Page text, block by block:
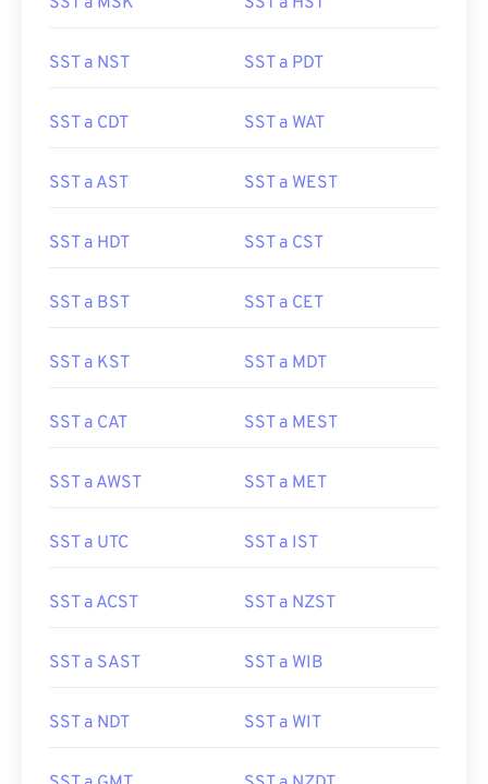
SST a NST SST a PDT
SST a CDT SST a WAT
SST a AST SST a WEST
SST a HDT SST a CST
SST a BST SST a CET
SST a KST SST a MDT
SST a CAT SST a MEST
SST a AWST SST a MET
SST a UTC SST a IST
SST a ACST SST a NZST
SST a SAST SST a WIB
SST a NDT SST a WIT